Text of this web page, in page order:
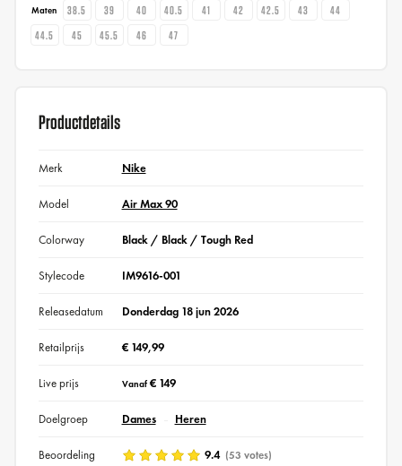
Maten 38.5 39 40 40.5 41 42 42.5 43
44
44.5
45 45.5 46 47
Productdetails
Merk Nike
Model Air Max 90
Colorway Black / Black / Tough Red
Stylecode IM9616-001
Releasedatum Donderdag 18 jun 2026
Retailprijs € 149,99
Live prijs Vanaf€ 149
Doelgroep Dames Heren
Beoordeling 9.4 (53 votes)